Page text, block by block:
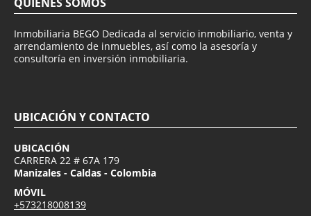
Inmobiliaria BEGO Dedicada al servicio inmobiliario, venta y
arrendamiento de inmuebles, así como la asesoría y
consultoría en inversión inmobiliaria.
UBICACIÓN Y CONTACTO
UBICACIÓN
CARRERA 22 # 67A 179
Manizales - Caldas - Colombia
MÓVIL
+573218008139